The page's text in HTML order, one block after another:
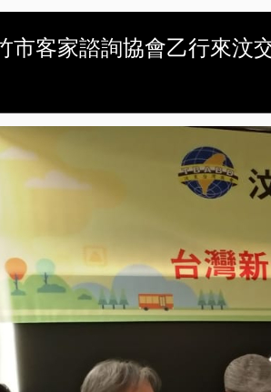
市客家諮詢協會乙行來汶